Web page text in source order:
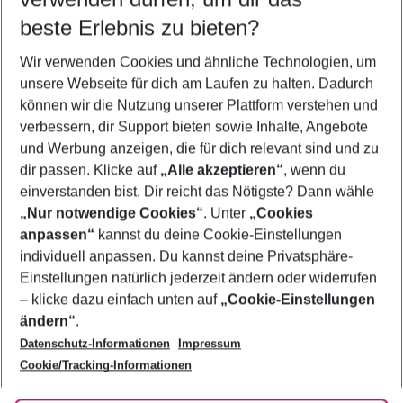
5-8 Nächte
2 Erwachsene Keine Kinder
Mehr Filter anzeigen
Footer
Footer navigation
Über uns
AGB
Bestpreisgarantie
Cookie-Einstellungen ändern
Cookie-Richtlinie
Agenturbetreuung
Barrierefreies Reisen
Folge uns
beste Erlebnis zu bieten?
Wir verwenden Cookies und ähnliche Technologien, um
unsere Webseite für dich am Laufen zu halten. Dadurch
können wir die Nutzung unserer Plattform verstehen und
verbessern, dir Support bieten sowie Inhalte, Angebote
und Werbung anzeigen, die für dich relevant sind und zu
dir passen. Klicke auf „Alle akzeptieren“, wenn du
einverstanden bist. Dir reicht das Nötigste? Dann wähle
„Nur notwendige Cookies“. Unter „Cookies
anpassen“ kannst du deine Cookie-Einstellungen
individuell anpassen. Du kannst deine Privatsphäre-
Einstellungen natürlich jederzeit ändern oder widerrufen
– klicke dazu einfach unten auf „Cookie-Einstellungen
ändern“.
Datenschutz-Informationen
Impressum
Cookie/Tracking-Informationen